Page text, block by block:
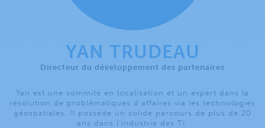
YAN TRUDEAU
Directeur du développement des partenaires
Yan est une sommité en localisation et un expert dans la
résolution de problématiques d’affaires via les technologies
géospatiales. Il possède un solide parcours de plus de 20
ans dans l’industrie des TI.